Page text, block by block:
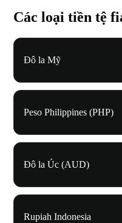
Các loại tiền tệ
Đô la Mỹ
Peso Philippines (PHP)
Đô la Úc (AUD)
Rupiah Indonesia